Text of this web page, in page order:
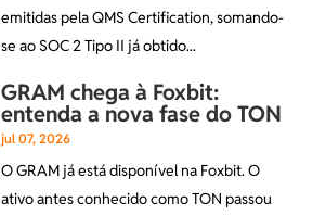
emitidas pela QMS Certification, somando-
se ao SOC 2 Tipo II já obtido...
GRAM chega à Foxbit:
entenda a nova fase do TON
jul 07, 2026
O GRAM já está disponível na Foxbit. O
ativo antes conhecido como TON passou